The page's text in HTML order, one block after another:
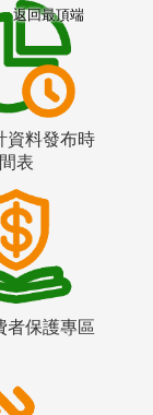
資料發布時
間表
者保護專區
返回最頂端